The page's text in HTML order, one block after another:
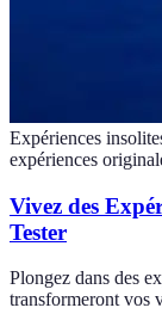
Expériences
expériences
Vivez des
Tester
Plongez dans des
transformeront vos